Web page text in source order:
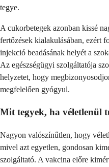
tegye.
A cukorbetegek azonban kissé
fertőzések kialakulásában, ezért
injekció beadásának helyét a
Az egészségügyi szolgáltatója
helyzetet, hogy
megfelelően gyógyul.
Mit tegyek, ha véletlenül
Nagyon valószínűtlen, hogy
mivel azt egyetlen, gondosan
szolgáltató. A vakcina előre